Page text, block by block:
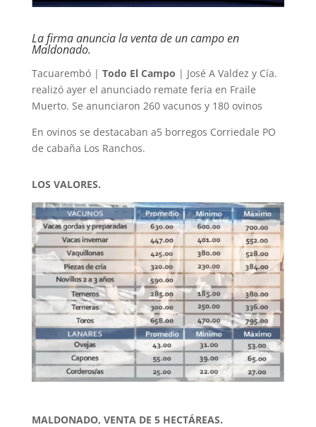
La firma anuncia la venta de un campo en
Maldonado.
Tacuarembó | Todo El Campo | José A Valdez y Cía.
realizó ayer el anunciado remate feria en Fraile
Muerto. Se anunciaron 260 vacunos y 180 ovinos
En ovinos se destacaban a5 borregos Corriedale PO
de cabaña Los Ranchos.
LOS VALORES.
MALDONADO, VENTA DE 5 HECTÁREAS.